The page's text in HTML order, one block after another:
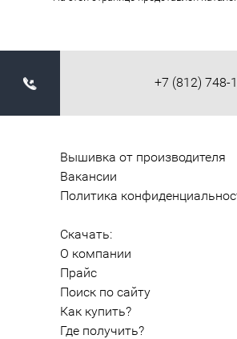
+7 (812) 748-
Вышивка от производителя
Вакансии
Политика
Скачать:
О компании
Прайс
Поиск по сайту
Как купить?
Где получить?